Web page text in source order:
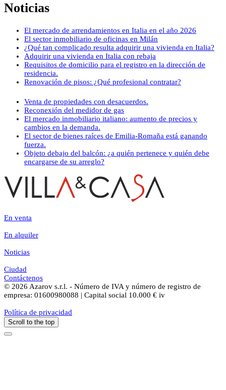
Noticias
El mercado de arrendamientos en Italia en el año 2026
El sector inmobiliario de oficinas en Milán
¿Qué tan complicado resulta adquirir una vivienda en Italia?
Adquirir una vivienda en Italia con rebaja
Requisitos de domicilio para el registro en la dirección de
residencia.
Renovación de pisos: ¿Qué profesional contratar?
Venta de propiedades con desacuerdos.
Reconexión del medidor de gas
El mercado inmobiliario italiano: aumento de precios y
cambios en la demanda.
El sector de bienes raíces de Emilia-Romaña está ganando
fuerza.
Objeto debajo del balcón: ¿a quién pertenece y quién debe
encargarse de su arreglo?
En venta
En alquiler
Noticias
Ciudad
Contáctenos
© 2026 Azarov s.r.l. - Número de IVA y número de registro de
empresa: 01600980088 | Capital social 10.000 € iv
Política de privacidad
Scroll to the top